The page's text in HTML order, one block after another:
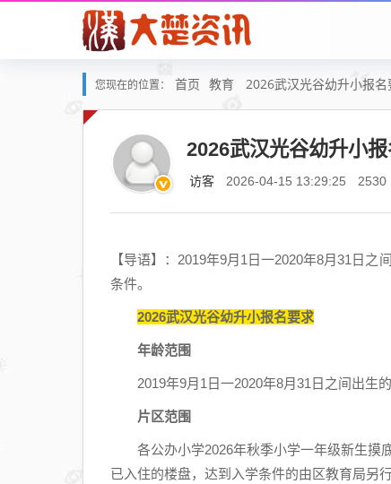
您现在的位置： 首页 教育 2026武汉光谷幼升小报名
2026武汉光谷幼升小
访客 2026-04-15 13:29:25 2530
【导语】：2019年9月1日一2020年8月31日
条件。
2026武汉光谷幼升小报名要求
年龄范围
2019年9月1日一2020年8月31日之间出生的
片区范围
各公办小学2026年秋季小学一年级新生摸
已入住的楼盘，达到入学条件的由区教育局另